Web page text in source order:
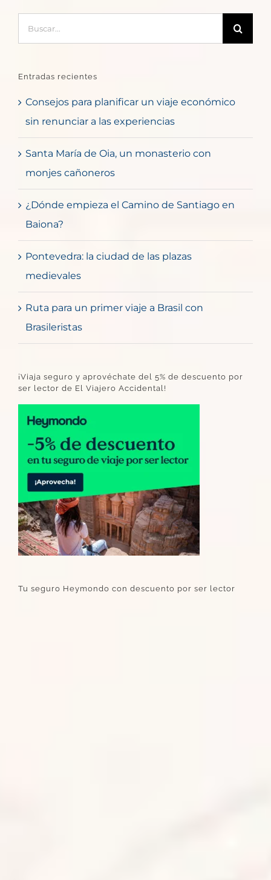
Entradas recientes
Consejos para planificar un viaje económico
sin renunciar a las experiencias
Santa María de Oia, un monasterio con
monjes cañoneros
¿Dónde empieza el Camino de Santiago en
Baiona?
Pontevedra: la ciudad de las plazas
medievales
Ruta para un primer viaje a Brasil con
Brasileristas
¡Viaja seguro y aprovéchate del 5% de descuento por
ser lector de El Viajero Accidental!
Tu seguro Heymondo con descuento por ser lector